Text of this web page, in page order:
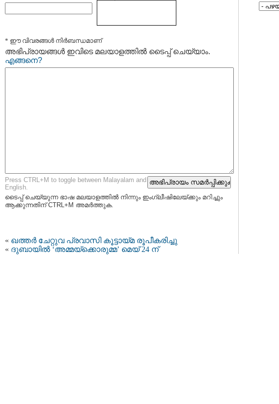
* ഈ വിവരങ്ങള്‍ നിര്‍ബന്ധമാണ്
അഭിപ്രായങ്ങള്‍ ഇവിടെ മലയാളത്തില്‍ ടൈപ്പ് ചെയ്യാം.
എങ്ങനെ?
Press CTRL+M to toggle between Malayalam and
English.
ടൈപ്പ്‌ ചെയ്യുന്ന ഭാഷ മലയാളത്തില്‍ നിന്നും ഇംഗ്ലീഷിലേയ്ക്കും മറിച്ചും
ആക്കുന്നതിന് CTRL+M അമര്‍ത്തുക.
« ഖത്തര്‍ ചേറ്റുവ പ്രവാസി കൂട്ടായ്മ രൂപീകരിച്ചു
« ദുബായില്‍ ‘അമ്മയ്‌ക്കൊരുമ്മ’ മെയ് 24 ന്